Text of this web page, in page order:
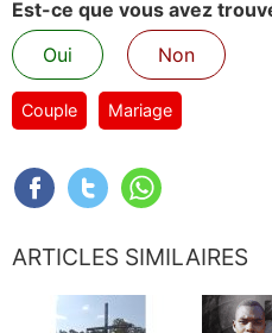
Est-ce que vous avez
Oui
Non
Couple Mariage
ARTICLES SIMILAIRES